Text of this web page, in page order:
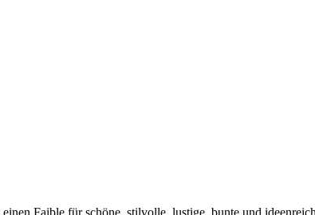
Faible für schöne, stilvolle, lustige, bunte und